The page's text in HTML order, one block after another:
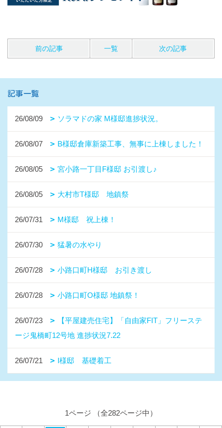
前の記事 一覧 次の記事
記事一覧
26/08/09 ソラマドの家 M様邸進捗状況。
26/08/07 B様邸倉庫新築工事、無事に上棟しました！
26/08/05 宮小路一丁目F様邸 お引渡し♪
26/08/05 大村市T様邸 地鎮祭
26/07/31 M様邸 祝上棟！
26/07/30 猛暑の水やり
26/07/28 小路口町H様邸 お引き渡し
26/07/28 小路口町O様邸 地鎮祭！
26/07/23
【平屋建売住宅】「自由家FIT」フリーステ
ージ鬼橋町12号地 進捗状況7.22
26/07/21 I様邸 基礎着工
1ページ （全282ページ中）